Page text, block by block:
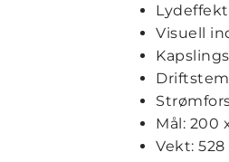
Visuell
Mål: 200
Vekt: 528